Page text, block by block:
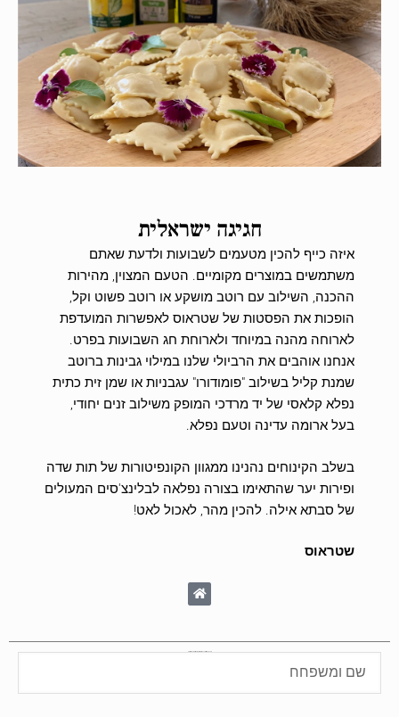
חגיגה ישראלית
איזה כייף להכין מטעמים לשבועות ולדעת שאתם
משתמשים במוצרים מקומיים. הטעם המצוין, מהירות
ההכנה, השילוב עם רוטב מושקע או רוטב פשוט וקל,
הופכות את הפסטות של שטראוס לאפשרות המועדפת
לארוחה מהנה במיוחד ולארוחת חג השבועות בפרט.
אנחנו אוהבים את הרביולי שלנו במילוי גבינות ברוטב
שמנת קליל בשילוב "פומודורו" עגבניות או שמן זית כתית
נפלא קלאסי של יד מרדכי המופק משילוב זנים יחודי,
בעל ארומה עדינה וטעם נפלא.
בשלב הקינוחים נהנינו ממגוון הקונפיטורות של תות שדה
ופירות יער שהתאימו בצורה נפלאה לבלינצ'סים המעולים
של סבתא אילה. להכין מהר, לאכול לאט!
שטראוס